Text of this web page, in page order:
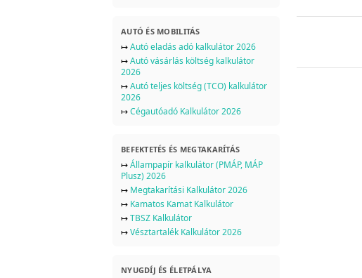
AUTÓ ÉS MOBILITÁS
↦Autó eladás adó kalkulátor 2026
↦Autó vásárlás költség kalkulátor
2026
↦Autó teljes költség (TCO) kalkulátor
2026
↦Cégautóadó Kalkulátor 2026
BEFEKTETÉS ÉS MEGTAKARÍTÁS
↦Állampapír kalkulátor (PMÁP, MÁP
Plusz) 2026
↦ Megtakarítási Kalkulátor 2026
↦ Kamatos Kamat Kalkulátor
↦TBSZ Kalkulátor
↦Vésztartalék Kalkulátor 2026
NYUGDÍJ ÉS ÉLETPÁLYA